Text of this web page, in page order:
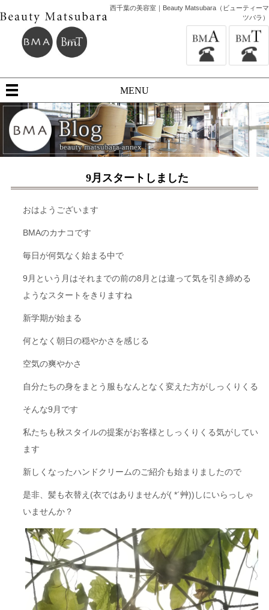
西千葉の美容室｜Beauty Matsubara（ビューティーマ
ツバラ）
MENU
9月スタートしました
おはようございます
BMAのカナコです
毎日が何気なく始まる中で
9月という月はそれまでの前の8月とは違って気を引き締める
ようなスタートをきりますね
新学期が始まる
何となく朝日の穏やかさを感じる
空気の爽やかさ
自分たちの身をまとう服もなんとなく変えた方がしっくりくる
そんな9月です
私たちも秋スタイルの提案がお客様としっくりくる気がしてい
ます
新しくなったハンドクリームのご紹介も始まりましたので
是非、髪も衣替え(衣ではありませんが( *´艸))しにいらっしゃ
いませんか？